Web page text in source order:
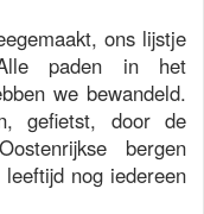
ons lijstje
paden in het
we bewandeld.
gefietst, door de
bergen
nog iedereen